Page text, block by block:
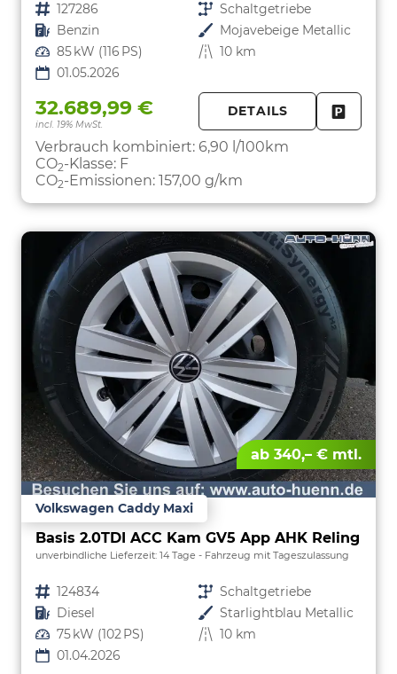
Fahrzeugnr. 127286 Getriebe Schaltgetriebe
Kraftstoff Benzin Außenfarbe Mojavebeige Metallic
Leistung 85 kW (116 PS) Kilometerstand 10 km
01.05.2026
32.689,99 €
incl. 19% MwSt.
DETAILS
Verbrauch kombiniert: 6,90 l/100km
CO2-Klasse: F
CO2-Emissionen: 157,00 g/km
ab 340,– € mtl.
Volkswagen Caddy Maxi
Basis 2.0TDI ACC Kam GV5 App AHK Reling
unverbindliche Lieferzeit: 14 Tage Fahrzeug mit Tageszulassung
Fahrzeugnr. 124834 Getriebe Schaltgetriebe
Kraftstoff Diesel Außenfarbe Starlightblau Metallic
Leistung 75 kW (102 PS) Kilometerstand 10 km
01.04.2026